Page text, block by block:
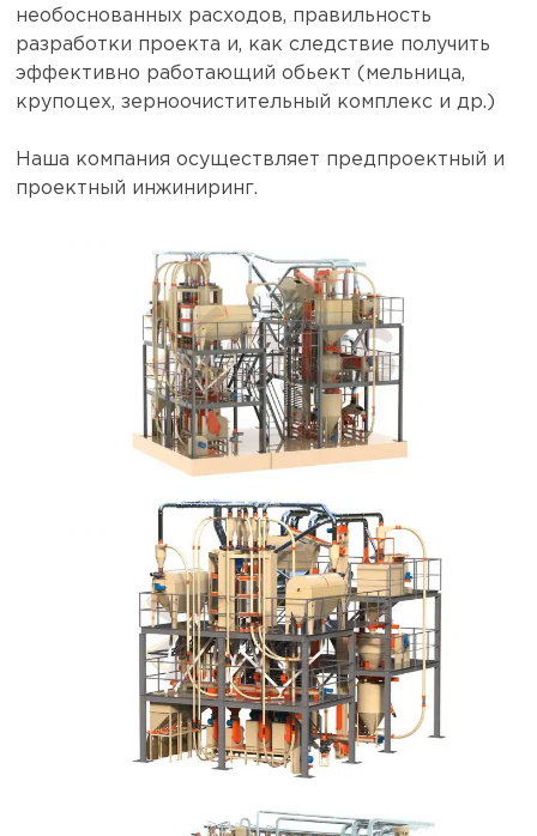
необоснованных расходов, правильность
разработки проекта и, как следствие получить
эффективно работающий обьект (мельница,
крупоцех, зерноочистительный комплекс и др.)
Наша компания осуществляет предпроектный и
проектный инжиниринг.